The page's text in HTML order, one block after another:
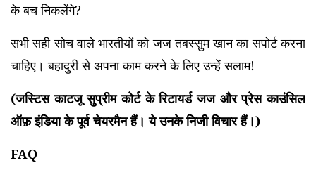
के बच निकलेंगे?
सभी सही सोच वाले भारतीयों को जज तबस्सुम खान का सपोर्ट करना
चाहिए। बहादुरी से अपना काम करने के लिए उन्हें सलाम!
(जस्टिस काटजू सुप्रीम कोर्ट के रिटायर्ड जज और प्रेस काउंसिल
ऑफ़ इंडिया के पूर्व चेयरमैन हैं। ये उनके निजी विचार हैं।)
FAQ